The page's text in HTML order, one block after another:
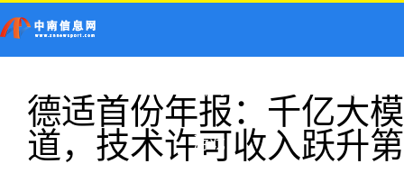
健康 游戏
德适首份年报：千亿大
道，技术许可收入跃升